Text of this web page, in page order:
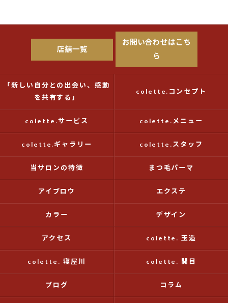
店舗一覧
お問い合わせはこち
ら
「新しい自分との出会い、感動
を共有する」
colette.コンセプト
colette.サービス colette.メニュー
colette.ギャラリー colette.スタッフ
当サロンの特徴 まつ毛パーマ
アイブロウ エクステ
カラー デザイン
アクセス colette. 玉造
colette. 寝屋川 colette. 関目
ブログ コラム